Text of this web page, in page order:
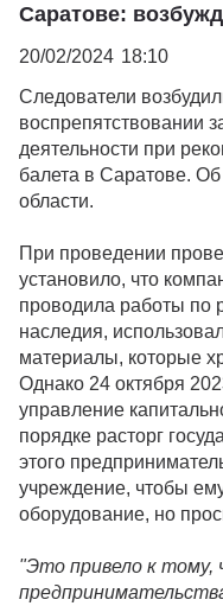
Саратове:
20/02/2024 18:10
Следователи
воспрепятствовании
деятельности при
балета в Саратове.
области.
При проведении
установило, что
проводила работы по
наследия,
материалы, которые
Однако 24 октября
управление
порядке расторг
этого
учреждение, чтобы
оборудование, но
"Это привело к тому,